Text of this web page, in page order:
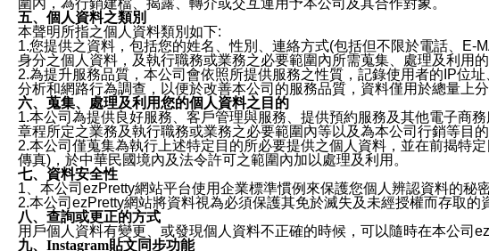
五、個人資料之類別
本聲明所指之個人資料類別如下:
1.您提供之資料，包括您的姓名、性別、連絡方式(包括但不限於電話、
身分之個人資料，及執行職務或業務之必要範圍內所需蒐集、處理及利用的
2.為提升服務品質，本公司會依照所提供服務之性質，記錄使用者的IP位
分析和網路行為調查，以便於改善本公司的服務品質，資料僅用於總量上
六、蒐集、處理及利用您的個人資料之目的
1.本公司為提供良好服務、客戶管理與服務、提供預約服務及其他電子商
章程所定之業務及執行職務或業務之必要範圍內等以及為本公司行銷等目
2.本公司僅蒐集為執行上述特定目的所必要提供之個人資料，並在前揭特
傳真)，於中華民國境內及法令許可之範圍內加以處理及利用。
七、資料安全性
1、本公司ezPretty網站平台使用企業標準慣例來保護您個人辨認資料的
2.本公司ezPretty網站將資料視為必須保護其免於滅失及未經授權而存取
八、查詢或更正的方式
用戶個人資料有變更、或發現個人資料不正確的時候，可以隨時在本公司
九、Instagram貼文同步功能